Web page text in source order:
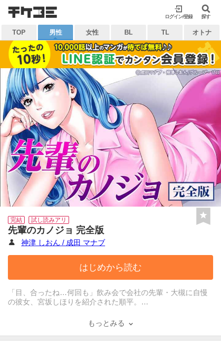
ログイン/登録 探す
TOP 男性 女性 BL TL オトナ
完結 試し読みアリ
先輩のカノジョ 完全版
神津 しおん / 成田 マナブ
はじめから読む
「目、合ったね…何回も」飲み会で会社の先輩・大槻に自慢
の彼女、宮坂しほりを紹介された順平。
りと大槻はSEXの真っ最中。
寝たふりをしながら二人を覗き見ていた順平は、SEX中のし
ほりと目が合ってしまう。
もっとみる
検索
閉じる
キーワードから探す
各一覧から探す
ジャンル
作家 作品
雑誌 出版社
マイ本棚から探す
最近読んだ作品 お気に入り